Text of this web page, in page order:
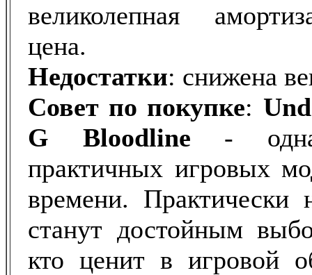
великолепная
цена.
Недостатки: снижена
Совет по покупке:
G Bloodline - одна
практичных игровых
времени. Практически
станут достойным
кто ценит в игровой